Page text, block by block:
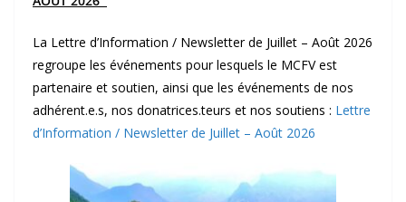
La Lettre d’Information / Newsletter de Juillet – Août 2026
regroupe les événements pour lesquels le MCFV est
partenaire et soutien, ainsi que les événements de nos
adhérent.e.s, nos donatrices.teurs et nos soutiens : Lettre
d’Information / Newsletter de Juillet – Août 2026